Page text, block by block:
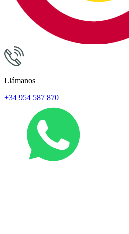
Llámanos
+34 954 587 870